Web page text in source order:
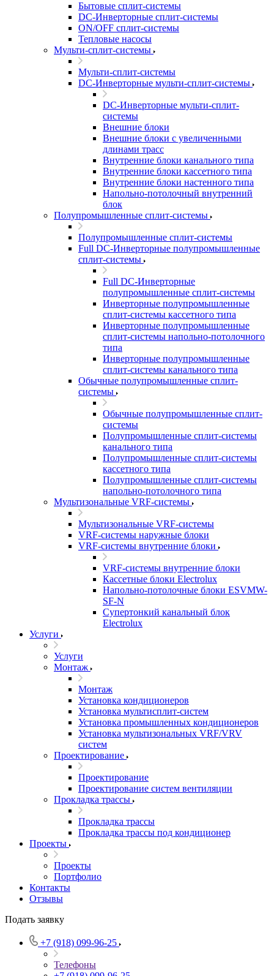
Бытовые сплит-системы
DC-Инверторные сплит-системы
ON/OFF сплит-системы
Тепловые насосы
Мульти-сплит-системы
Мульти-сплит-системы
DC-Инверторные мульти-сплит-системы
DC-Инверторные мульти-сплит-
системы
Внешние блоки
Внешние блоки с увеличенными
длинами трасс
Внутренние блоки канального типа
Внутренние блоки кассетного типа
Внутренние блоки настенного типа
Напольно-потолочный внутренний
блок
Полупромышленные сплит-системы
Полупромышленные сплит-системы
Full DC-Инверторные полупромышленные
сплит-системы
Full DC-Инверторные
полупромышленные сплит-системы
Инверторные полупромышленные
сплит-системы кассетного типа
Инверторные полупромышленные
сплит-системы напольно-потолочного
типа
Инверторные полупромышленные
сплит-системы канального типа
Обычные полупромышленные сплит-
системы
Обычные полупромышленные сплит-
системы
Полупромышленные сплит-системы
канального типа
Полупромышленные сплит-системы
кассетного типа
Полупромышленные сплит-системы
напольно-потолочного типа
Мультизональные VRF-системы
Мультизональные VRF-системы
VRF-системы наружные блоки
VRF-системы внутренние блоки
VRF-системы внутренние блоки
Кассетные блоки Electrolux
Напольно-потолочные блоки ESVMW-
SF-N
Супертонкий канальный блок
Electrolux
Услуги
Услуги
Монтаж
Монтаж
Установка кондиционеров
Установка мультисплит-систем
Установка промышленных кондиционеров
Установка мультизональных VRF/VRV
систем
Проектирование
Проектирование
Проектирование систем вентиляции
Прокладка трассы
Прокладка трассы
Прокладка трассы под кондиционер
Проекты
Проекты
Портфолио
Контакты
Отзывы
Подать заявку
+7 (918) 099-96-25
Телефоны